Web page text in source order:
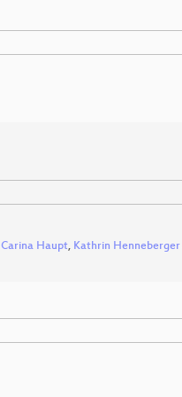
Carina Haupt, Kathrin Henneberger